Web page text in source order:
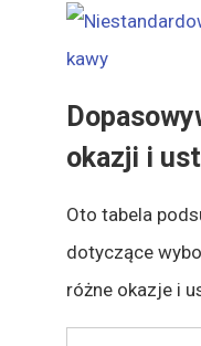
okazji i
Oto tabela
dotyczące
różne okazje i